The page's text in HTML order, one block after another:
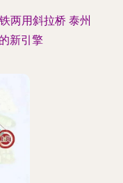
两用斜拉桥 泰州
新引擎